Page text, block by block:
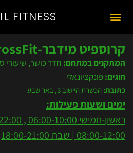
IL FITNESS
קרוספיט מידבר-CrossFit
המתקנים במתחם: חדר כושר, שיעורי
חוגים:פונקציונאלי
כתובת: הכשרת היישוב 3, באר שבע
ימים ושעות פעילות:
ראשון-
08:00-12:00 | שבת 18:00-21:00